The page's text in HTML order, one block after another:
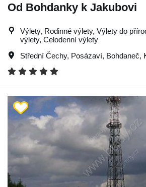
Od Bohdanky k Jakubovi
Výlety, Rodinné výlety, Výlety do
výlety, Celodenní výlety
Střední Čechy, Posázaví, Bohdaneč,